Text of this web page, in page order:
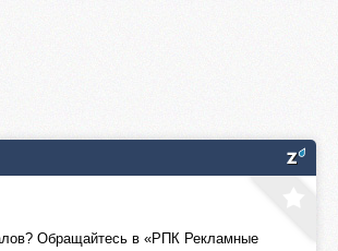
Обращайтесь в «РПК Рекламные